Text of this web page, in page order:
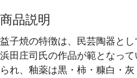
商品説明
益子焼の特徴は、民芸陶器とし
浜田庄司氏の作品が範となっ
られ、釉薬は黒・柿・糠白・